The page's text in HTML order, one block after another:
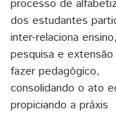
processo de
dos estudantes
inter-relaciona ensino,
pesquisa e
fazer pedagógico,
consolidando o ato
propiciando a práxis